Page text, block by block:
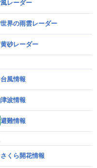
風レーダー
世界の雨雲レーダー
黄砂レーダー
台風情報
津波情報
避難情報
さくら開花情報